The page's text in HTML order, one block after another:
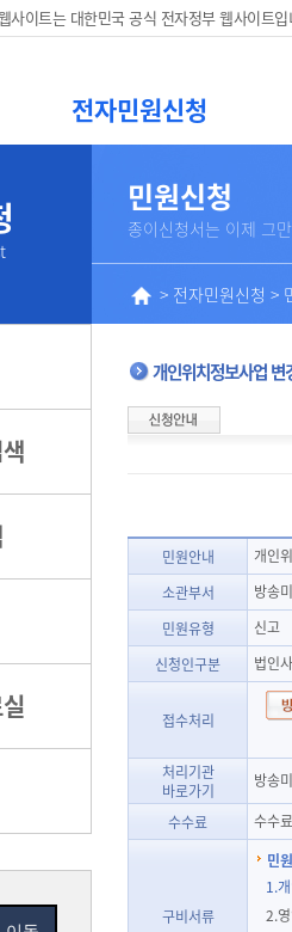
사이트는 대한민국 공식 전자정부 웹사이트
전자민원신청
민원신청
종이신청서는 이제 그
> 전자민원신청 >
개인위치정보사업 변
민원안내
개인
소관부서
방송
민원유형
신고
신청인구분
법인
접수처리
처리기관
바로가기
방송
수수료 수수
구비서류
민
1.
2.